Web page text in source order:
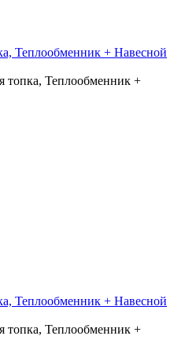
Теплообменник + Навесной
топка, Теплообменник +
Теплообменник + Навесной
топка, Теплообменник +